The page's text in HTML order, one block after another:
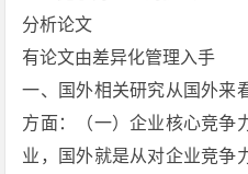
分析论文
有论文由差异化管理入手
一、国外相关研究从国外来
方面：（一）企业核心竞争
业，国外就是从对企业竞争